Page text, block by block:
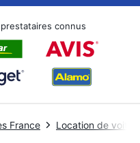
connus
France Location de